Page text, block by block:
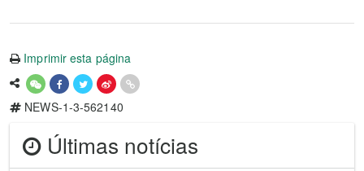
Imprimir esta página
NEWS-1-3-562140
Últimas notícias